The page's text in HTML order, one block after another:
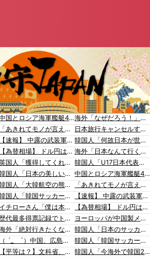
中国とロシア海軍艦艇4隻が日本列島を一周…防衛省が全航路を公開！
「あきれてモノが言えない」「国を維持できるの？」外国人の永住許可要件の厳格化で在日中国人の本音は？
【速報】 中露の武装軍艦4隻が日本一周『いつでも国家沈没させられるぞ』
【為替相場】 ドル円は1ドル158円台半ば 介入警戒をしつつ円売りが続行
英国人「獲得してくれ」上田綺世、ブライトン移籍が浮上！三笘薫との日本代表ホットライン実現!?現地サポ大興奮！「勘弁してくれ」と危惧される懸念点とは!?【海外の反応】
韓国人「日本の美しい街並みを韓国化した結果をご覧ください・・・」
韓国人「大韓航空の熊本地震飲料水支援に対する日本人の反応をご覧ください・・・」→「」
韓国人「韓国サッカー協会が行った国際試合の性的接待の全容がこちら…」→「完全に買収してる…（ﾌﾞﾙﾌﾞﾙ」＝韓国の反応
イチローさん「僕は本を読まない。好きなアニメはドラゴンボール」【海外の反応】
歴代最多得票記録でトップ当選の河合ゆうすけ市議、埼玉知事選（来年８月）に立候補表明！「埼玉県の外国人問題を解決するには、知事選で保守の政治家が立ち上がるしかない」保守一本化を訴え
海外「絶対行きたくない国は？」かなりの割合であの国を挙げられる結果に【海外の反応】
（ ´_ゝ`）中国、広島原爆投下から８１年を迎えたことを受け「日本は原爆被害者の立場で同情を買おうとするのを止めろ」
【平等は？】文科省、若手女性研究者支援のため大学に補助金交付（年間最大5000万円）「将来のリーダーとして活躍する（女性の）人材を輩出したい」
海外「なぜだろう！」日本が米国経済にトドメを刺さない本当の理由に海外が大騒ぎ
日本旅行キャンセルすべきか…1万年ぶり史上最大級の火山の兆し＝韓国の反応
韓国人「何故日本が世界を魅了し続け観光大国になったのか？その理由がこちら‥」→「文化的なソフトパワーが凄い」
海外「日本なんて行くんじゃなかった…」 日本を知ってしまったディズニー信者、帰国後『本家』に失望する事態に
韓国人「U17日本代表、決勝で中国を破りアジア杯優勝（通算5回目・最多優勝国）」→「韓国は8強で落ちたのに・・・もう越えられない壁になってしまったね」「韓国は監督の問題が大きい」「日本はもうどんなに精神勝利したところで超えられない壁である」
中国とロシア海軍艦艇4隻が日本列島を一周…防衛省が全航路を公開！
「あきれてモノが言えない」「国を維持できるの？」外国人の永住許可要件の厳格化で在日中国人の本音は？
【速報】 中露の武装軍艦4隻が日本一周『いつでも国家沈没させられるぞ』
【為替相場】 ドル円は1ドル158円台半ば 介入警戒をしつつ円売りが続行
ヨーロッパが中国製メガソーラーを締め出しｗｗｗ
韓国人「日本のサッカー協会も性接待やってるんじゃないですか？」
韓国人「韓国サッカー協会の審判買収、遂に海外でも話題に…」→「2002年の栄光まで疑われる…（ﾌﾞﾙﾌﾞﾙ」＝韓国の反応
韓国人「今海外で韓国2002W杯ベスト4も怪しいと言われてるよ！性接待がバレちゃったからね」